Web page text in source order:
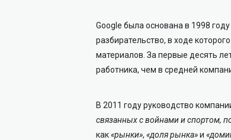
Google была основана в 1998
разбирательство, в ходе
материалов. За первые десять
работника, чем в средней
В 2011 году руководство
связанных с войнами и спортом,
как«рынки», «доля рынка»и